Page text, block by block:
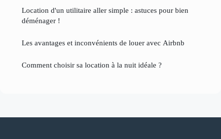
Location d'un utilitaire aller simple : astuces pour bien
déménager !
Les avantages et inconvénients de louer avec Airbnb
Comment choisir sa location à la nuit idéale ?